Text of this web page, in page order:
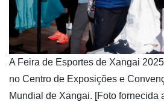
​A Feira de Esportes de Xangai
no Centro de Exposições e
Mundial de Xangai. [Foto fornecida